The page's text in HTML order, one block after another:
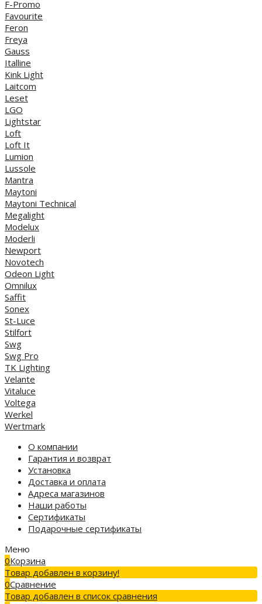
F-Promo
Favourite
Feron
Freya
Gauss
Italline
Kink Light
Laitcom
Leset
LGO
Lightstar
Loft
Loft It
Lumion
Lussole
Mantra
Maytoni
Maytoni Technical
Megalight
Modelux
Moderli
Newport
Novotech
Odeon Light
Omnilux
Saffit
Sonex
St-Luce
Stilfort
Swg
Swg Pro
TK Lighting
Velante
Vitaluce
Voltega
Werkel
Wertmark
О компании
Гарантия и возврат
Установка
Доставка и оплата
Адреса магазинов
Наши работы
Сертификаты
Подарочные сертификаты
Меню
0Корзина
Товар добавлен в корзину!
0Сравнение
Товар добавлен в список сравнения